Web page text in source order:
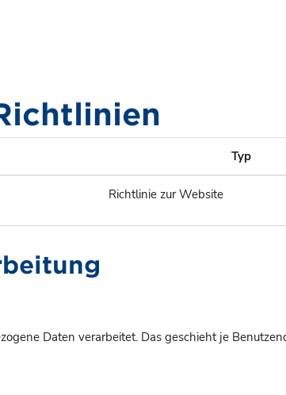
Typ
Richtlinie zur Website
Daten verarbeitet. Das geschieht je